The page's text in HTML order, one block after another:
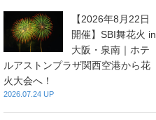
【2026年8月22日
開催】SBI舞花火 in
大阪・泉南｜ホテ
ルアストンプラザ関西空港から花
火大会へ！
2026.07.24 UP